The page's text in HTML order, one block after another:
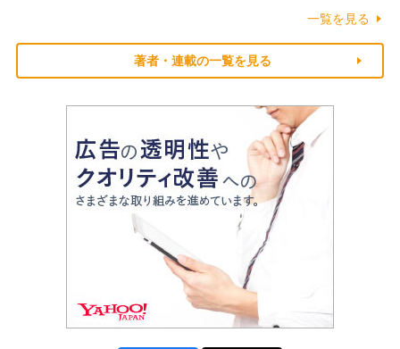
一覧を見る
著者・連載の一覧を見る